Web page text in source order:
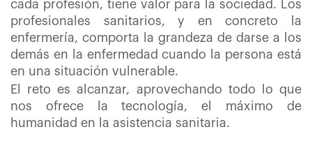
cada profesión, tiene valor para la sociedad. Los
profesionales sanitarios, y en concreto la
enfermería, comporta la grandeza de darse a los
demás en la enfermedad cuando la persona está
en una situación vulnerable.
El reto es alcanzar, aprovechando todo lo que
nos ofrece la tecnología, el máximo de
humanidad en la asistencia sanitaria.